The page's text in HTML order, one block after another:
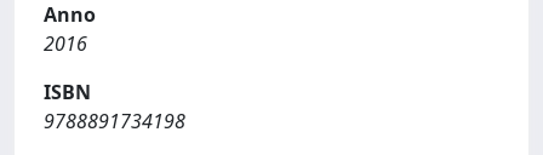
Anno
2016
ISBN
9788891734198